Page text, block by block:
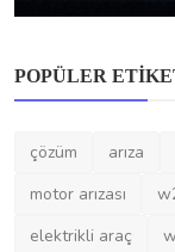
POPÜLER
çözüm arıza
motor arızası
elektrikli araç